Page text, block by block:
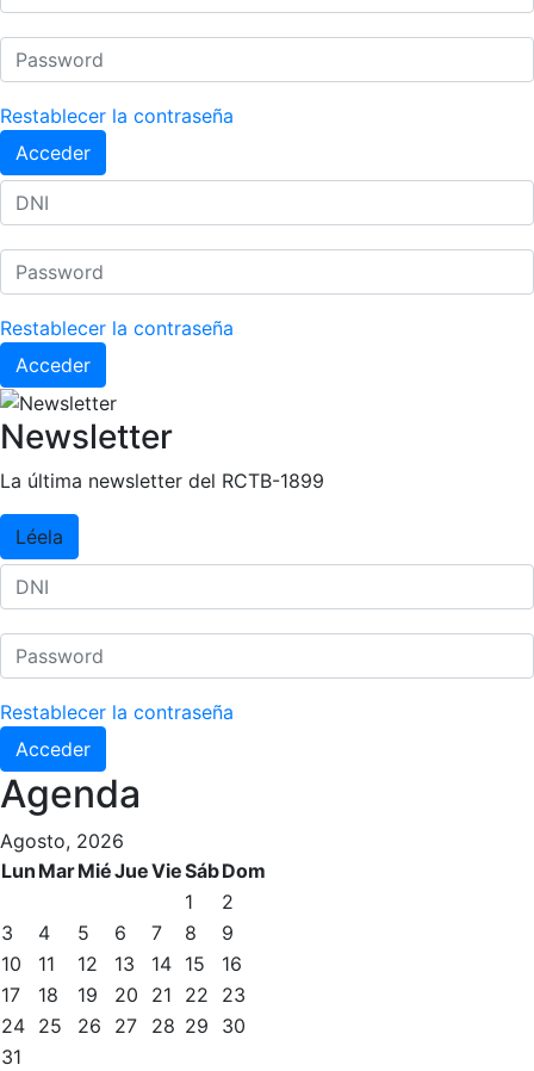
Restablecer la contraseña
Acceder
Restablecer la contraseña
Acceder
Newsletter
La última newsletter del RCTB-1899
Léela
Restablecer la contraseña
Acceder
Agenda
Agosto, 2026
Lun MarMiéJueVieSábDom
1
2
3
4 5 6 7 8
9
10
11 12 13 14 15
16
17
18 19 20 21 22
23
24 25 26 27 28 29
30
31